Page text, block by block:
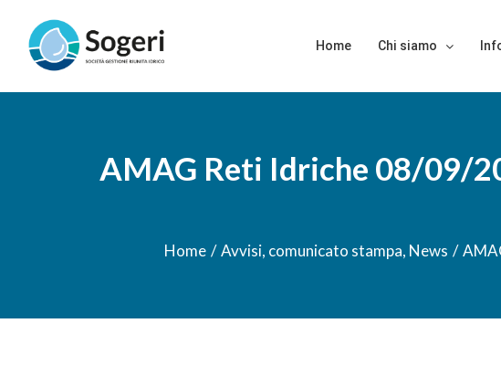
contenuto
per:
Home Chi siamo
AMAG Reti Idriche 08/09/
Home / Avvisi, comunicato stampa, News /